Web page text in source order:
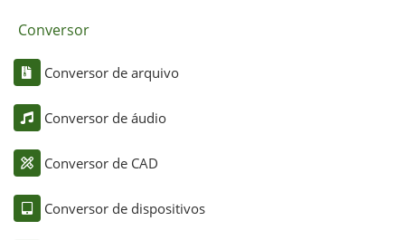
Conversor
Conversor de arquivo
Conversor de áudio
Conversor de CAD
Conversor de dispositivos